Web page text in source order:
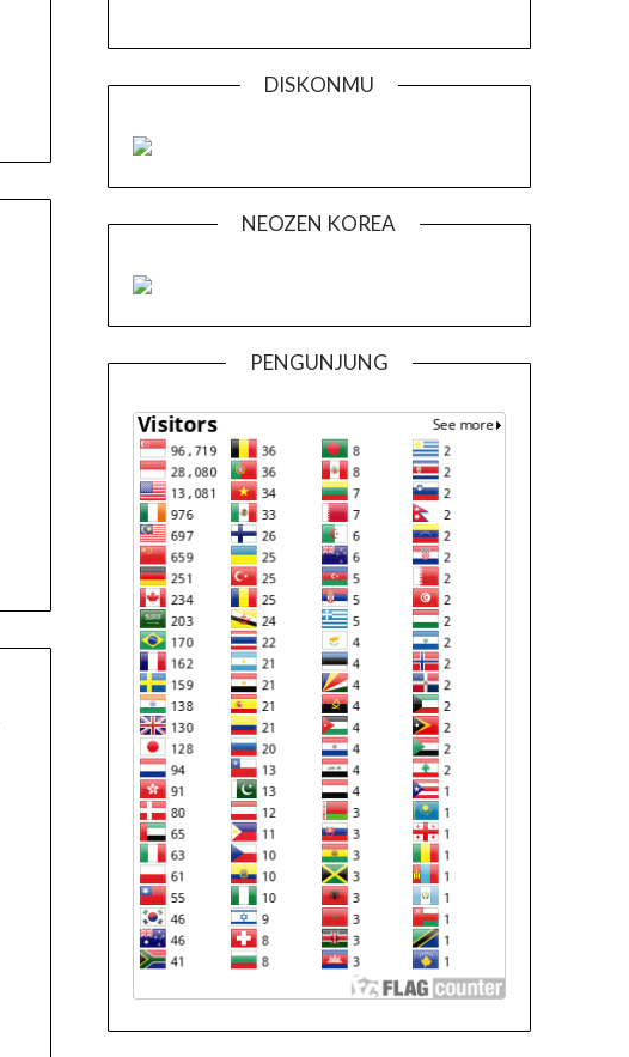
DISKONMU
NEOZEN KOREA
PENGUNJUNG